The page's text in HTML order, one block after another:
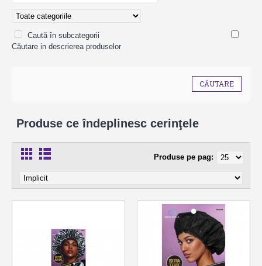
Caută în subcategorii
Căutare in descrierea produselor
Produse ce îndeplinesc cerinţele
Produse pe pag: